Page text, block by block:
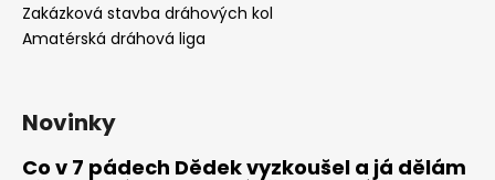
Zakázková stavba dráhových kol
Amatérská dráhová liga
Novinky
Co v 7 pádech Dědek vyzkoušel a já dělám